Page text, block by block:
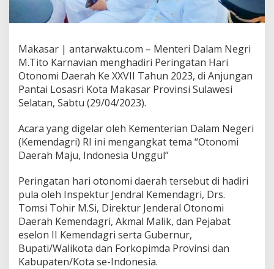
Makasar | antarwaktu.com – Menteri Dalam Negri
M.Tito Karnavian menghadiri Peringatan Hari
Otonomi Daerah Ke XXVII Tahun 2023, di Anjungan
Pantai Losasri Kota Makasar Provinsi Sulawesi
Selatan, Sabtu (29/04/2023).
Acara yang digelar oleh Kementerian Dalam Negeri
(Kemendagri) RI ini mengangkat tema “Otonomi
Daerah Maju, Indonesia Unggul”
Peringatan hari otonomi daerah tersebut di hadiri
pula oleh Inspektur Jendral Kemendagri, Drs.
Tomsi Tohir M.Si, Direktur Jenderal Otonomi
Daerah Kemendagri, Akmal Malik, dan Pejabat
eselon II Kemendagri serta Gubernur,
Bupati/Walikota dan Forkopimda Provinsi dan
Kabupaten/Kota se-Indonesia.